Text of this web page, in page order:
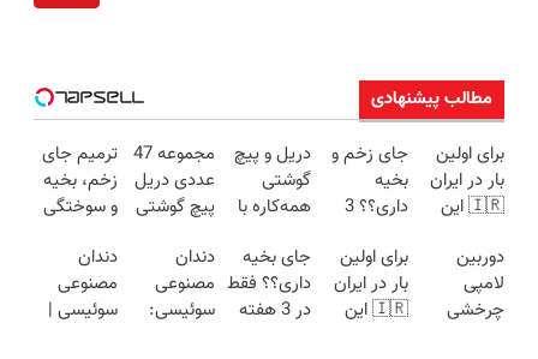
مطالب پیشنهادی
برای اولین
بار در ایران
🇮🇷 این
ترمیم کننده
23 روزه
ساخت!
جای زخم و
بخیه
داری؟؟ 3
محوش کن!
دریل و پیچ
گوشتی
همه‌کاره با
هوشمند ⚙️
(نصف
قیمت بازار
مجموعه 47
عددی دریل
پیچ گوشتی
(تخفیف به
مدت
محدود)
ترمیم جای
زخم، بخیه
و سوختگی
هفته!!😍
دوربین
لامپی
چرخشی
برای اولین
بار در ایران
🇮🇷 این
جای بخیه
داری؟؟ فقط
در 3 هفته
دندان
مصنوعی
سوئیسی:
دندان
مصنوعی
سوئیسی |